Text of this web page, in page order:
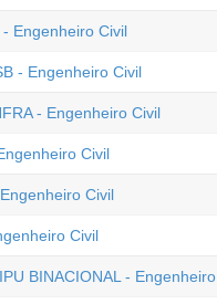
Engenheiro Civil
- Engenheiro Civil
- Engenheiro Civil
Civil
Civil
Civil
BINACIONAL -